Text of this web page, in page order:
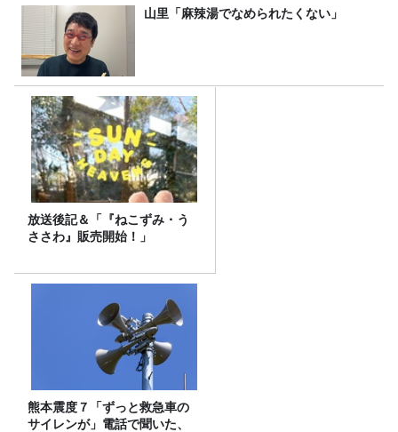
山里「麻辣湯でなめられたくない」
放送後記＆「『ねこずみ・う
ささわ』販売開始！」
熊本震度７「ずっと救急車の
サイレンが」電話で聞いた、